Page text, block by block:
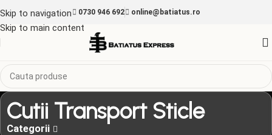
Skip to navigation
Skip to main content
0730 946 692 online@batiatus.ro
Cutii Transport Sticle
Categorii